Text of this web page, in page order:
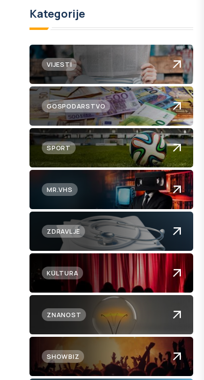
Kategorije
VIJESTI
GOSPODARSTVO
SPORT
MR.VHS
ZDRAVLJE
KULTURA
ZNANOST
SHOWBIZ